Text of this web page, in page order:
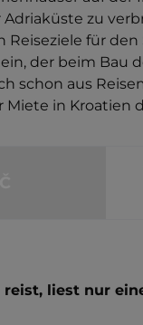
zu
Reiseziele für
der beim
schon aus
Miete in
liest nur